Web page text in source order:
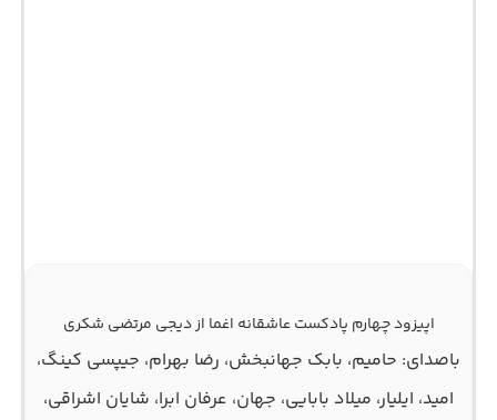
اپیزود چهارم پادکست عاشقانه اغما از دیجی مرتضی شکری
باصدای: حامیم، بابک جهانبخش، رضا بهرام، جیپسی کینگ،
امید، ایلیار، میلاد بابایی، جهان، عرفان ابرا، شایان اشراقی،